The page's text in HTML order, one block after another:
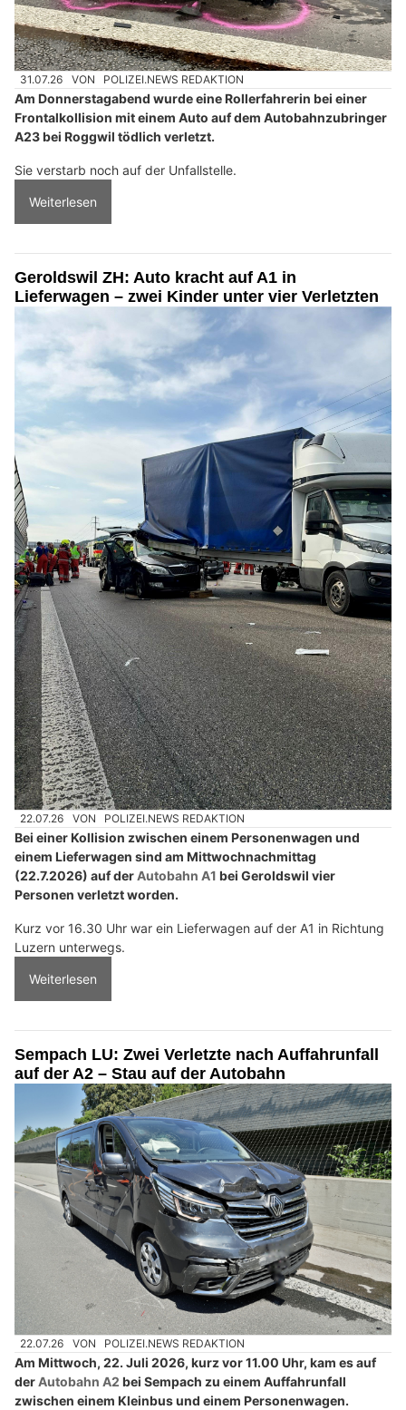
31.07.26 VON POLIZEI.NEWS REDAKTION
Am Donnerstagabend wurde eine Rollerfahrerin bei einer
Frontalkollision mit einem Auto auf dem Autobahnzubringer
A23 bei Roggwil tödlich verletzt.
Sie verstarb noch auf der Unfallstelle.
Weiterlesen
Geroldswil ZH: Auto kracht auf A1 in
Lieferwagen – zwei Kinder unter vier Verletzten
22.07.26 VON POLIZEI.NEWS REDAKTION
Bei einer Kollision zwischen einem Personenwagen und
einem Lieferwagen sind am Mittwochnachmittag
(22.7.2026) auf derAutobahn A1 bei Geroldswil vier
Personen verletzt worden.
Kurz vor 16.30 Uhr war ein Lieferwagen auf der A1 in Richtung
Luzern unterwegs.
Weiterlesen
Sempach LU: Zwei Verletzte nach Auffahrunfall
auf der A2 – Stau auf der Autobahn
22.07.26 VON POLIZEI.NEWS REDAKTION
Am Mittwoch, 22. Juli 2026, kurz vor 11.00 Uhr, kam es auf
derAutobahn A2 bei Sempach zu einem Auffahrunfall
zwischen einem Kleinbus und einem Personenwagen.